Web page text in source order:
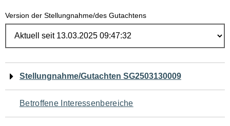
Version der Stellungnahme/des Gutachtens
Navigation
für
den
Stellungnahme/Gutachten SG2503130009
Betroffene Interessenbereiche